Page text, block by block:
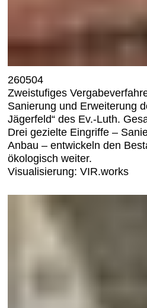
260504
Zweistufiges
Sanierung und Erweiterung
Jägerfeld“ des Ev.-Luth.
Drei gezielte Eingriffe –
Anbau – entwickeln den
ökologisch weiter.
Visualisierung: VIR.works